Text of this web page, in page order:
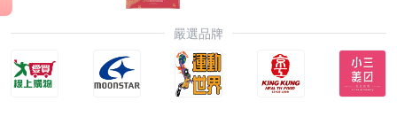
嚴選品牌